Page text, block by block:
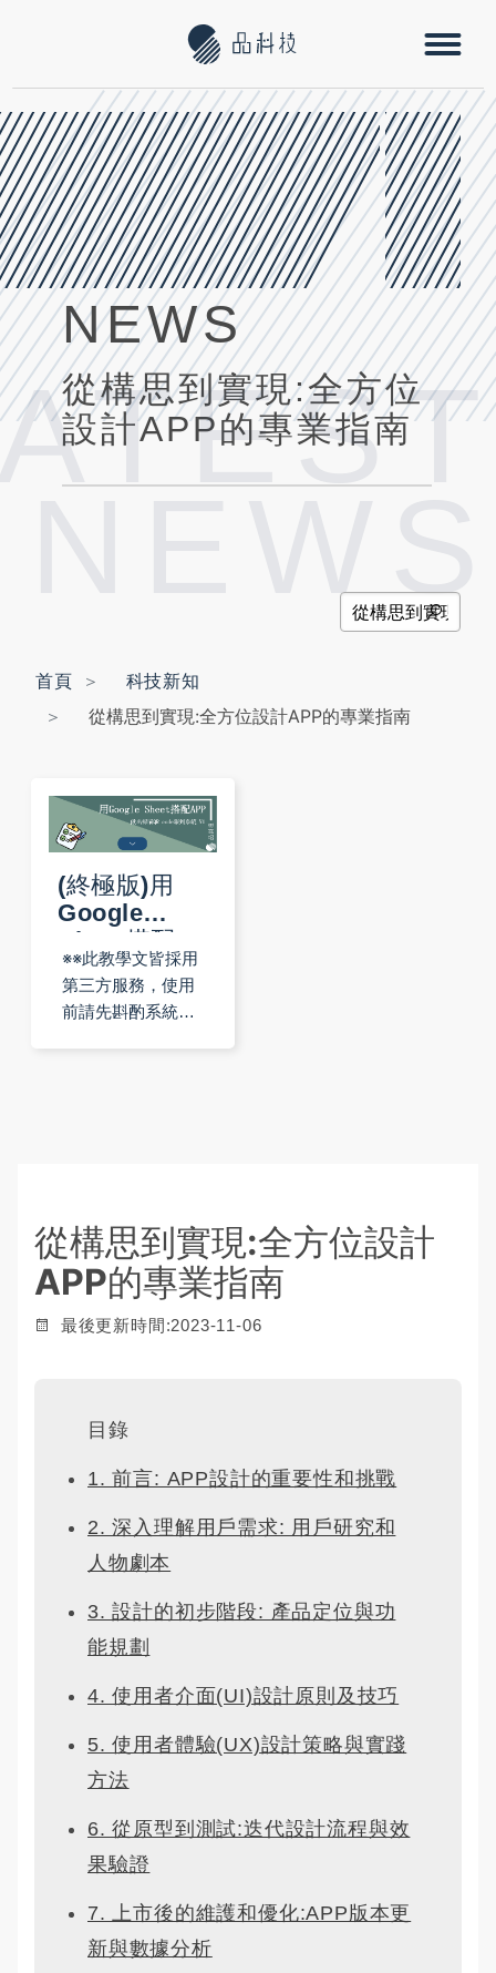
NEWS
從構思到實現:全方位
設計APP的專業指南
首頁
科技新知
從構思到實現:全方位設計APP的專業指南
(終極版)用
Google
Sheet搭配
APP | 做出掃
瞄QR code
報到系統
part1
※※此教學文皆採用
第三方服務，使用
前請先斟酌系統之
從構思到實現:全方位設計
APP的專業指南
最後更新時間:2023-11-06
目錄
1. 前言: APP設計的重要性和挑戰
2. 深入理解用戶需求: 用戶研究和
人物劇本
3. 設計的初步階段: 產品定位與功
能規劃
4. 使用者介面(UI)設計原則及技巧
5. 使用者體驗(UX)設計策略與實踐
方法
6. 從原型到測試:迭代設計流程與效
果驗證
7. 上市後的維護和優化:APP版本更
新與數據分析